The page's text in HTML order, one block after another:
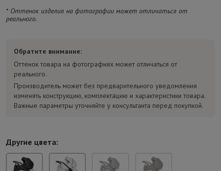
* Оттенок изделия на фотографии может отличаться от
реального.
Обратите внимание:
Оттенок товара на фотографиях может отличаться от
реального.
Производитель может без предварительного уведомления
изменять конструкцию, комплектацию и характеристики товара.
Важные параметры уточняйте у консультанта перед покупкой.
Другие цвета: